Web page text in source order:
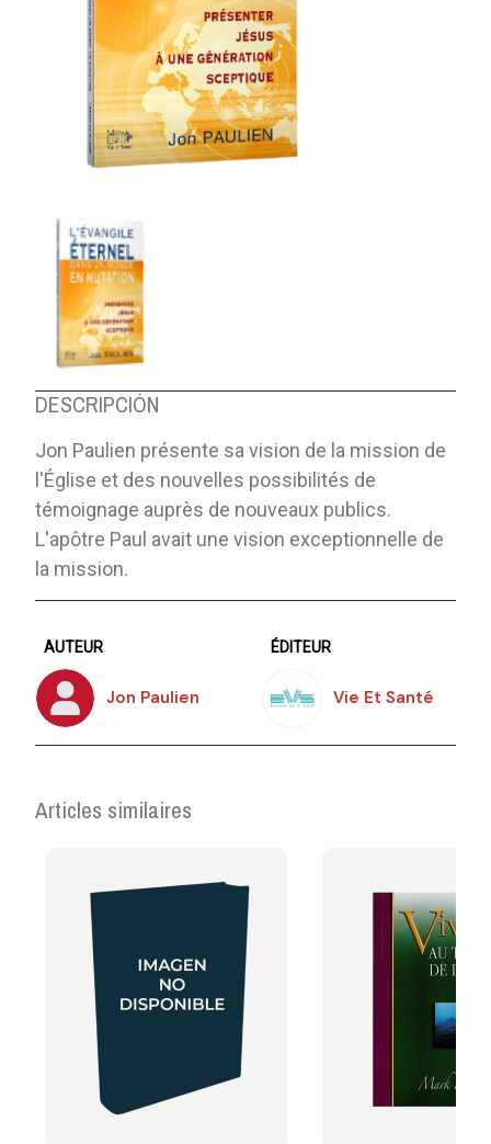
DESCRIPCIÓN
Jon Paulien présente sa vision de la mission de
l'Église et des nouvelles possibilités de
témoignage auprès de nouveaux publics.
L'apôtre Paul avait une vision exceptionnelle de
la mission.
AUTEUR
Jon Paulien
ÉDITEUR
Vie Et Santé
Articles similaires